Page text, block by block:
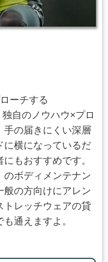
ーチする
自のノウハウ×プロ
手の届きにくい深層
に横になっているだ
もおすすめです。
のボディメンテナン
般の方向けにアレン
トレッチウェアの貸
通えますよ。